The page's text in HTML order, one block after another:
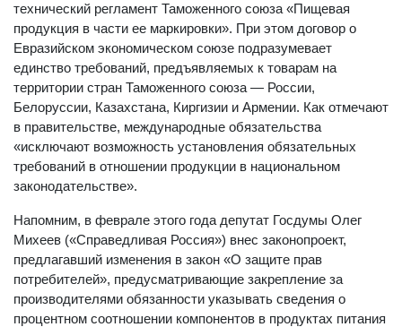
технический регламент Таможенного союза «Пищевая
продукция в части ее маркировки». При этом договор о
Евразийском экономическом союзе подразумевает
единство требований, предъявляемых к товарам на
территории стран Таможенного союза — России,
Белоруссии, Казахстана, Киргизии и Армении. Как отмечают
в правительстве, международные обязательства
«исключают возможность установления обязательных
требований в отношении продукции в национальном
законодательстве».
Напомним, в феврале этого года депутат Госдумы Олег
Михеев («Справедливая Россия») внес законопроект,
предлагавший изменения в закон «О защите прав
потребителей», предусматривающие закрепление за
производителями обязанности указывать сведения о
процентном соотношении компонентов в продуктах питания